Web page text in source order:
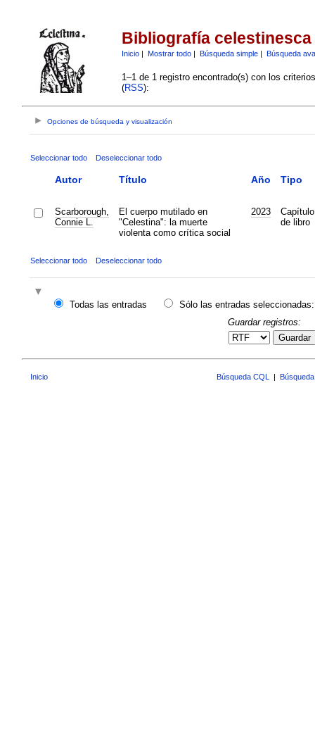
Bibliografía celestinesca
Inicio| Mostrar todo| Búsqueda simple| Búsqueda
1–1 de 1 registro encontrado(s) con los
(RSS):
Opciones de búsqueda y visualización
Seleccionar todo Deseleccionar todo
Autor Título Año Tipo
Scarborough,
Connie L.
El cuerpo mutilado en
"Celestina": la muerte
violenta como crítica social
2023
Capítulo
de libro
Seleccionar todo Deseleccionar todo
Todas las entradas
Sólo las entradas seleccionadas:
Guardar registros:
Guardar
Inicio Búsqueda CQL